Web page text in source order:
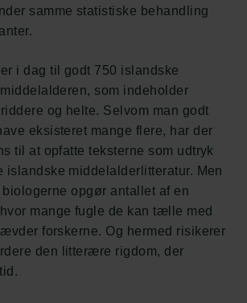
samme statistiske behandling
i dag til godt 750 islandske
som indeholder
og helte. Selvom man godt
eksisteret mange flere, har der
til at opfatte teksterne som udtryk
islandske middelalderlitteratur. Men
opgør antallet af en
mange fugle de kan tælle med
forskerne. Og hermed risikerer
den litterære rigdom, der